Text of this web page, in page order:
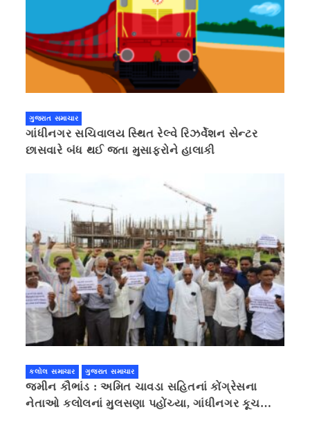
ગુજરાત સમાચાર
ગાંધીનગર સચિવાલય સ્થિત રેલ્વે રિઝર્વેશન સેન્ટર
છાસવારે બંધ થઈ જતા મુસાફરોને હાલાકી
કલોલ સમાચાર ગુજરાત સમાચાર
જમીન કૌભાંડ : અમિત ચાવડા સહિતનાં કોંગ્રેસના
નેતાઓ કલોલનાં મુલસણા પહોંચ્યા, ગાંધીનગર કૂચ